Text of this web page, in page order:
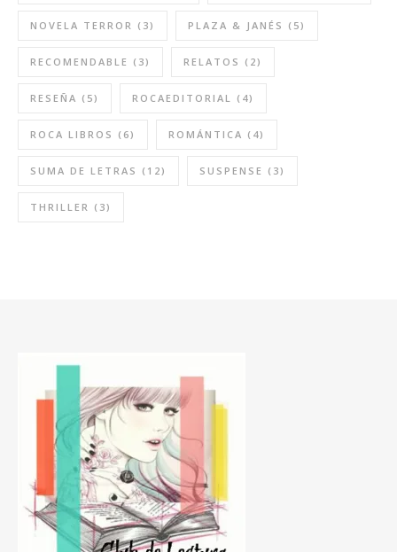
NOVELA TERROR (3) PLAZA & JANÉS (5)
RECOMENDABLE (3) RELATOS (2)
RESEÑA (5) ROCAEDITORIAL (4)
ROCA LIBROS (6) ROMÁNTICA (4)
SUMA DE LETRAS (12) SUSPENSE (3)
THRILLER (3)